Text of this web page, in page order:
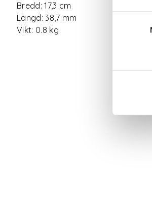
Bredd: 17,3 cm
Längd: 38,7 mm
Vikt: 0.8 kg